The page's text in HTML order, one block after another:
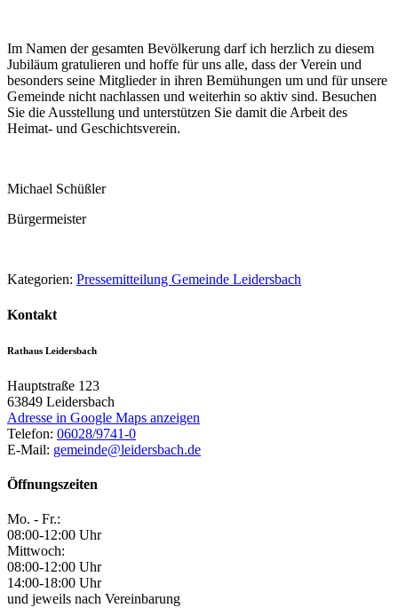
Im Namen der gesamten Bevölkerung darf ich herzlich zu diesem
Jubiläum gratulieren und hoffe für uns alle, dass der Verein und
besonders seine Mitglieder in ihren Bemühungen um und für unsere
Gemeinde nicht nachlassen und weiterhin so aktiv sind. Besuchen
Sie die Ausstellung und unterstützen Sie damit die Arbeit des
Heimat- und Geschichtsverein.
Michael Schüßler
Bürgermeister
Kategorien: Pressemitteilung Gemeinde Leidersbach
Kontakt
Rathaus Leidersbach
Hauptstraße 123
63849 Leidersbach
Adresse in Google Maps anzeigen
Telefon: 06028/9741-0
E-Mail: gemeinde@leidersbach.de
Öffnungszeiten
Mo. - Fr.:
08:00-12:00 Uhr
Mittwoch:
08:00-12:00 Uhr
14:00-18:00 Uhr
und jeweils nach Vereinbarung